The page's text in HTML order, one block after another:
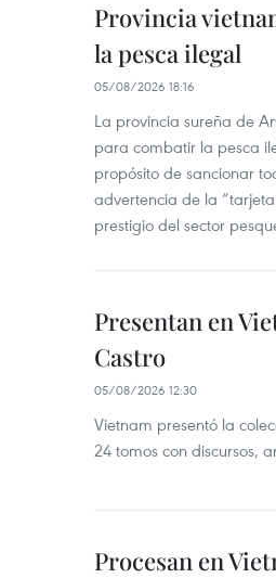
Provincia
la pesca ilegal
05/08/2026 18:16
La provincia sureña de
para combatir la pesca
propósito de sancionar
advertencia de la
prestigio del sector
Presentan en
Castro
05/08/2026 12:30
Vietnam presentó la
24 tomos con discursos,
Procesan en